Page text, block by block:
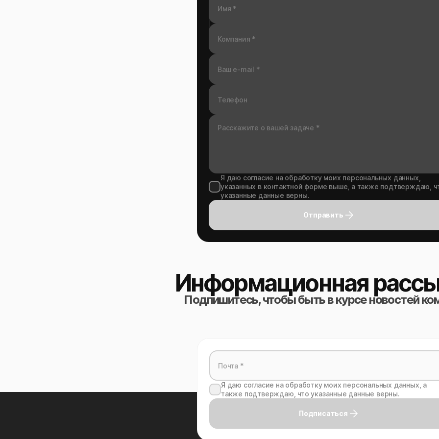
Я даю согласие на обработку моих персональных данных,
указанных в контактной форме выше, а также подтверждаю,
указанные данные верны.
Отправить
Информационная
Подпишитесь, чтобы быть в курсе новостей
Я даю согласие на обработку моих персональных данных, а
также подтверждаю, что указанные данные верны.
Подписаться